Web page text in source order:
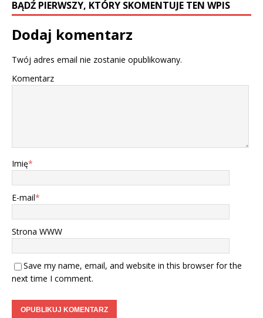
BĄDŹ PIERWSZY, KTÓRY SKOMENTUJE TEN WPIS
Dodaj komentarz
Twój adres email nie zostanie opublikowany.
Komentarz
Imię*
E-mail*
Strona WWW
Save my name, email, and website in this browser for the
next time I comment.